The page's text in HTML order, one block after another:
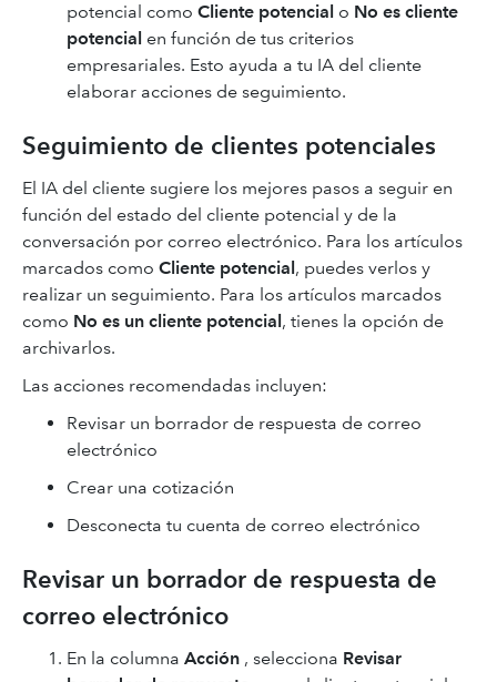
potencial como Cliente potencial o No es cliente
potencial en función de tus criterios
empresariales. Esto ayuda a tu IA del cliente
elaborar acciones de seguimiento.
Seguimiento de clientes potenciales
El IA del cliente sugiere los mejores pasos a seguir en
función del estado del cliente potencial y de la
conversación por correo electrónico. Para los artículos
marcados como Cliente potencial, puedes verlos y
realizar un seguimiento. Para los artículos marcados
como No es un cliente potencial, tienes la opción de
archivarlos.
Las acciones recomendadas incluyen:
Revisar un borrador de respuesta de correo
electrónico
Crear una cotización
Desconecta tu cuenta de correo electrónico
Revisar un borrador de respuesta de
correo electrónico
En la columna Acción , selecciona Revisar